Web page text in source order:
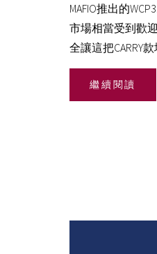
MAFIO推出的
市場相當受到歡
全讓這把CARRY
繼續閱讀